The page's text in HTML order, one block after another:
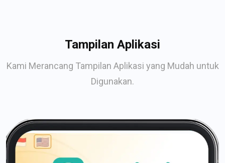
Tampilan Aplikasi
Kami Merancang Tampilan Aplikasi yang Mudah untuk
Digunakan.